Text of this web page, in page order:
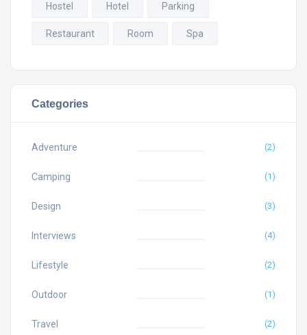
Hostel Hotel Parking
Restaurant Room Spa
Categories
Adventure (2)
Camping (1)
Design (3)
Interviews (4)
Lifestyle (2)
Outdoor (1)
Travel (2)